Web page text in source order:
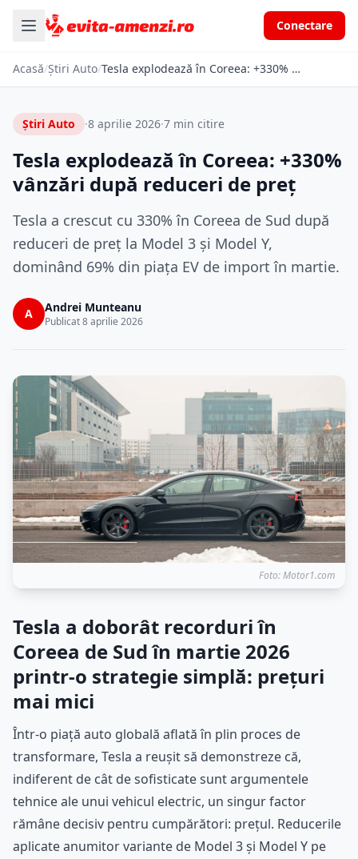
Conectare
Acasă/Știri Auto/ Tesla explodează în Coreea: +330% vânzări după reduceri de preț
Știri Auto ·8 aprilie 2026·7 min citire
Tesla explodează în Coreea: +330%
vânzări după reduceri de preț
Tesla a crescut cu 330% în Coreea de Sud după
reduceri de preț la Model 3 și Model Y,
dominând 69% din piața EV de import în martie.
A Andrei Munteanu
Publicat 8 aprilie 2026
Foto: Motor1.com
Tesla a doborât recorduri în
Coreea de Sud în martie 2026
printr-o strategie simplă: prețuri
mai mici
Într-o piață auto globală aflată în plin proces de
transformare, Tesla a reușit să demonstreze că,
indiferent de cât de sofisticate sunt argumentele
tehnice ale unui vehicul electric, un singur factor
rămâne decisiv pentru cumpărători: prețul. Reducerile
aplicate anumitor variante de Model 3 și Model Y pe